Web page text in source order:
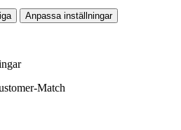
Anpassa inställningar
Match